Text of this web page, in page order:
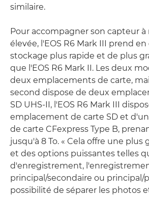
similaire.
Pour accompagner son capteur
élevée, l'EOS R6 Mark III prend
stockage plus rapide et de plus
que l'EOS R6 Mark II. Les deux
deux emplacements de carte,
second dispose de deux
SD UHS-II, l'EOS R6 Mark III
emplacement de carte SD et
de carte CFexpress Type B,
jusqu'à 8 To. « Cela offre une plus
et des options puissantes telles
d'enregistrement,
principal/secondaire ou principal/
possibilité de séparer les photos